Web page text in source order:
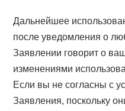
Дальнейшее
после уведомления о
Заявлении говорит о
изменениями
Если вы не согласны с
Заявления, поскольку